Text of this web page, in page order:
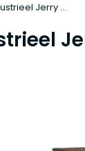
Jerry ...